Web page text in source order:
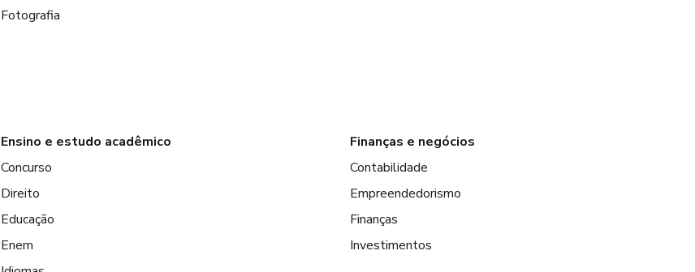
Fotografia
Ensino e estudo acadêmico
Concurso
Direito
Educação
Enem
Finanças e negócios
Contabilidade
Empreendedorismo
Finanças
Investimentos